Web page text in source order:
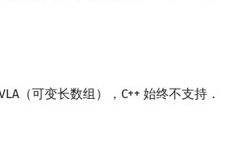
（可变长数组），C++ 始终不支持．